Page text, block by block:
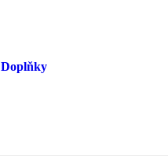
Doplňky